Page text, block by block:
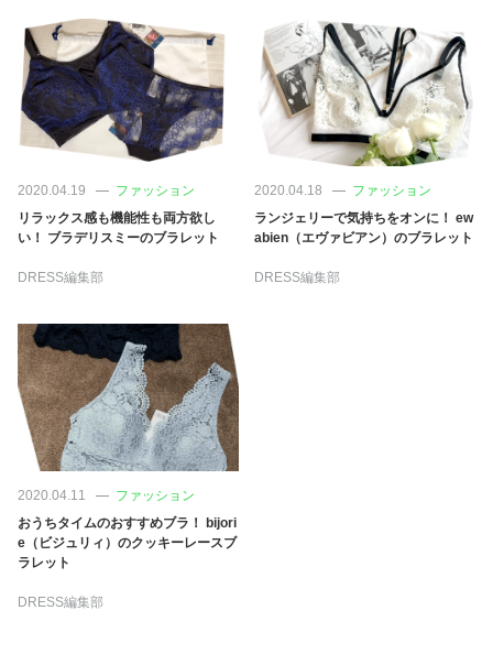
ココロ/カラダ
グルメ
カルチャー/エンタメ
性と愛
ゲーム
2020.04.19
ファッション
リラックス感も機能性も両方欲し
い！ ブラデリスミーのブラレット
DRESS編集部
2020.04.18
ファッション
ランジェリーで気持ちをオンに！ ew
abien（エヴァビアン）のブラレット
DRESS編集部
2020.04.11
ファッション
おうちタイムのおすすめブラ！ bijori
e（ビジュリィ）のクッキーレースブ
ラレット
DRESS編集部